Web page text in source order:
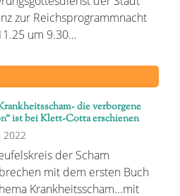
zur Reichsprogrammnacht
um 9.30…
die verborgene
ist bei Klett-Cotta erschienen
2022
der Scham
mit dem ersten Buch
Krankheitsscham...mit